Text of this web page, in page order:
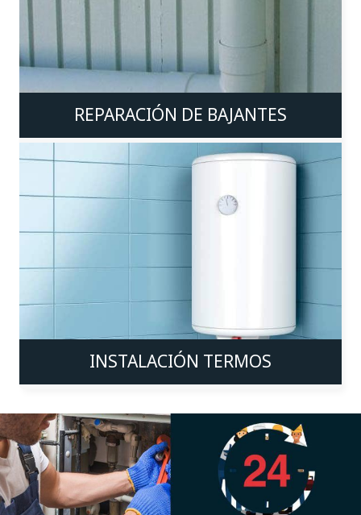
REPARACIÓN DE BAJANTES
INSTALACIÓN TERMOS